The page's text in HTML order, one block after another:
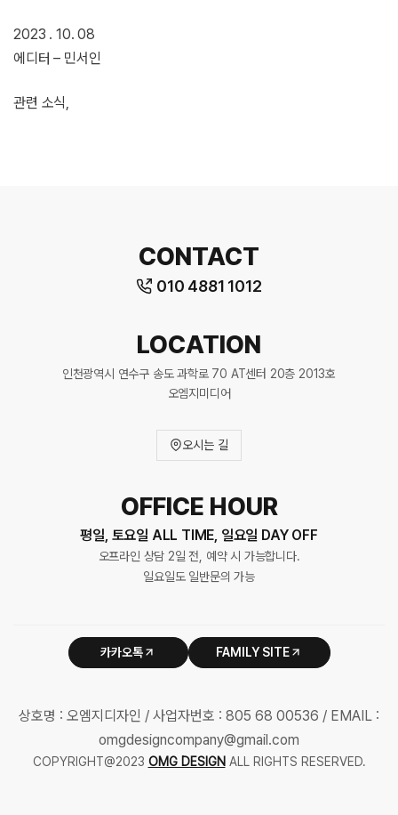
2023 . 10. 08
에디터 – 민서인
관련 소식,
CONTACT
010 4881 1012
LOCATION
인천광역시 연수구 송도 과학로 70 AT센터 20층 2013호
오엠지미디어
오시는 길
OFFICE HOUR
평일, 토요일 ALL TIME, 일요일 DAY OFF
오프라인 상담 2일 전, 예약 시 가능합니다.
일요일도 일반문의 가능
카카오톡 FAMILY SITE
상호명 : 오엠지디자인 / 사업자번호 : 805 68 00536 / EMAIL :
omgdesigncompany@gmail.com
COPYRIGHT@2023 OMG DESIGN ALL RIGHTS RESERVED.